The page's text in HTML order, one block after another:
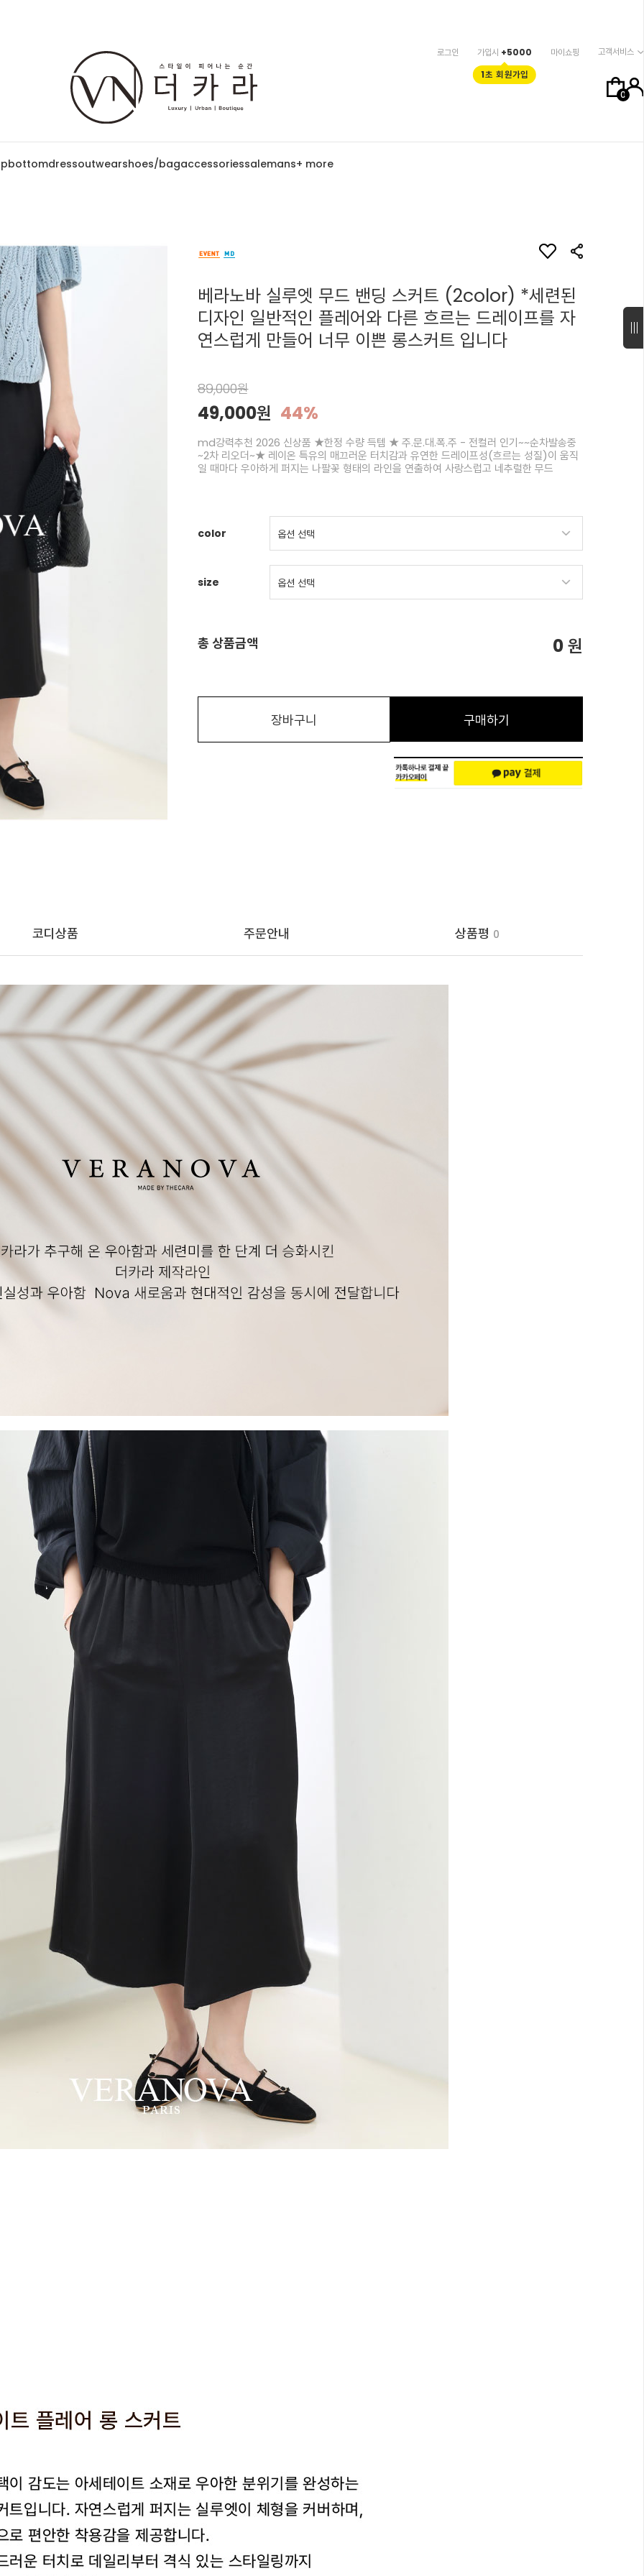
0
로그인 가입시 +5000
1초 회원가입
마이쇼핑 고객서비스
bottomdressoutwearshoes/bagaccessoriessalemans+ more
베라노바 실루엣 무드 밴딩 스커트 (2color) *세련된
디자인 일반적인 플레어와 다른 흐르는 드레이프를 자
연스럽게 만들어 너무 이쁜 롱스커트 입니다
89,000원
49,000원 44%
md강력추천 2026 신상품 ★한정 수량 득템 ★ 주.문.대.폭.주 - 전컬러 인기~~순차발송중
~2차 리오더~★ 레이온 특유의 매끄러운 터치감과 유연한 드레이프성(흐르는 성질)이 움직
일 때마다 우아하게 퍼지는 나팔꽃 형태의 라인을 연출하여 사랑스럽고 네추럴한 무드
color
size
총 상품금액 0원
장바구니 구매하기
코디상품 주문안내 상품평 0